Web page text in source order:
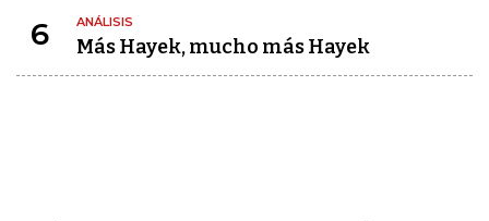
6 ANÁLISIS
Más Hayek, mucho más Hayek